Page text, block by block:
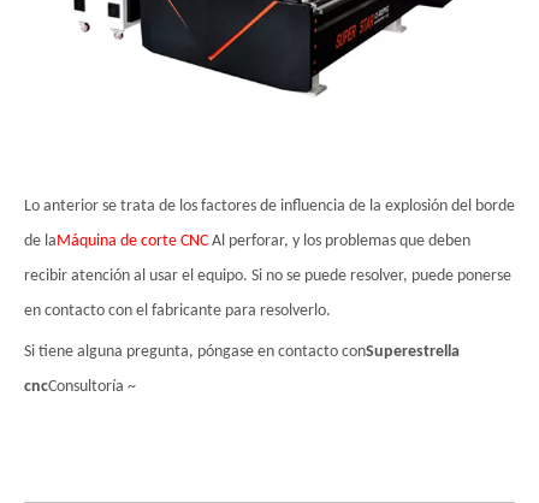
Lo anterior se trata de los factores de influencia de la explosión del borde
de laMáquina de corte CNC Al perforar, y los problemas que deben
recibir atención al usar el equipo. Si no se puede resolver, puede ponerse
en contacto con el fabricante para resolverlo.
Si tiene alguna pregunta, póngase en contacto conSuperestrella
cncConsultoría ~